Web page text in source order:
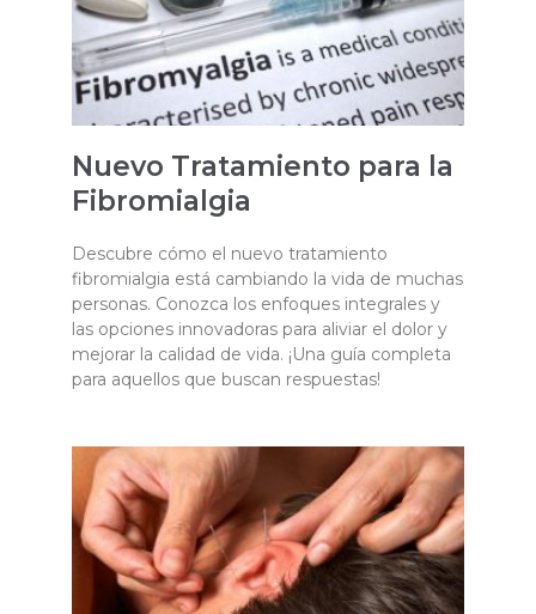
Nuevo Tratamiento para la
Fibromialgia
Descubre cómo el nuevo tratamiento
fibromialgia está cambiando la vida de muchas
personas. Conozca los enfoques integrales y
las opciones innovadoras para aliviar el dolor y
mejorar la calidad de vida. ¡Una guía completa
para aquellos que buscan respuestas!